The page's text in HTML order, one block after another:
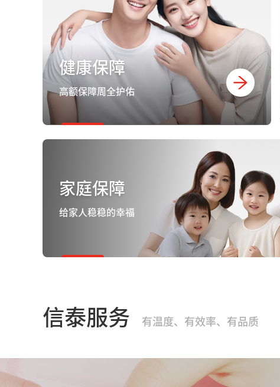
健康保障
高额保障周全护佑
家庭保障
给家人稳稳的幸福
信泰服务 有温度、有效率、有品质